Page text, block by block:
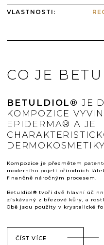
VLASTNOSTI :
CO JE
BETULDIOL® JE
KOMPOZICE
EPIDERMA® A JE
Kompozice je předmětem
moderního pojetí přírodních
finančně náročným procesem.
Betuldiol® tvoří dvě hlavní
získávaný z březové kůry, a
Obě jsou použity v krystalické
ČÍST VÍCE